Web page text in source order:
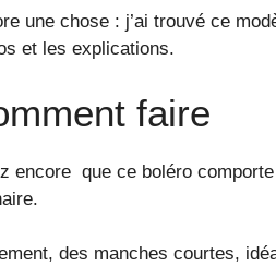
une chose : j’ai trouvé ce
et les explications.
faire
encore que ce boléro
des manches courtes,